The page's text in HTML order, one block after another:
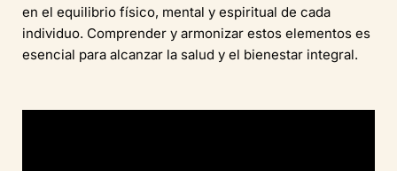
en el equilibrio físico, mental y espiritual de cada
individuo. Comprender y armonizar estos elementos es
esencial para alcanzar la salud y el bienestar integral.